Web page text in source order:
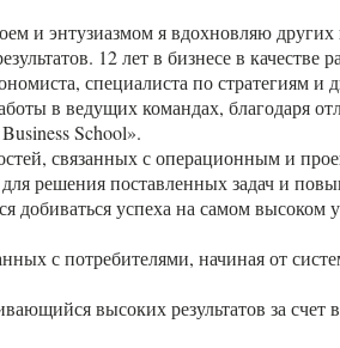
и энтузиазмом я вдохновляю
12 лет в бизнесе в качестве
специалиста по стратегиям
в ведущих командах, благодаря
School».
связанных с операционным и
решения поставленных задач и
успеха на самом высоком
с потребителями, начиная от
высоких результатов за счет